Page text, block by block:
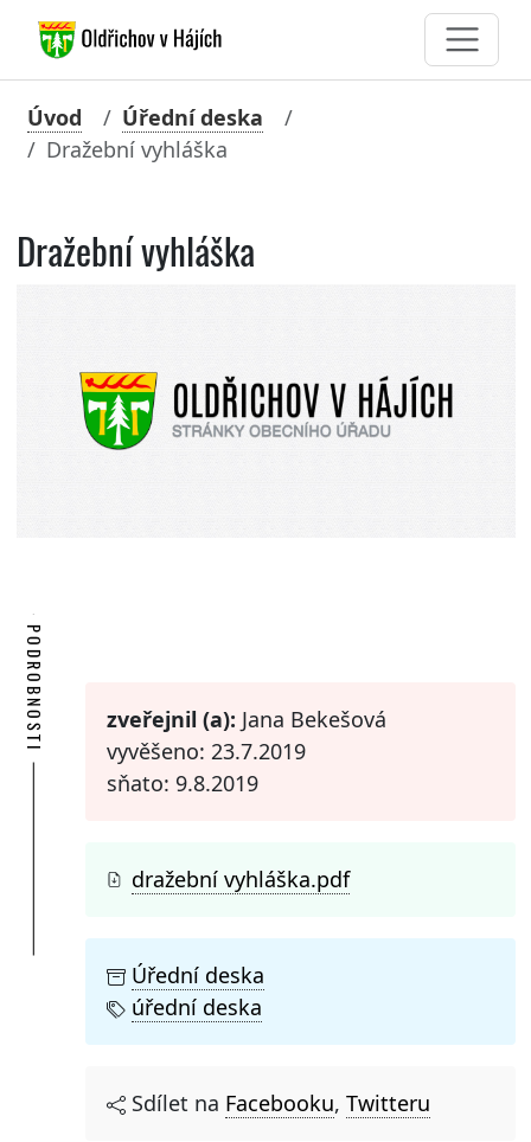
Úvod
Úřední deska
Dražební vyhláška
Dražební vyhláška
PODROBNOSTI zveřejnil (a): Jana Bekešová
vyvěšeno: 23.7.2019
sňato: 9.8.2019
dražební vyhláška.pdf
Úřední deska
úřední deska
Sdílet na Facebooku, Twitteru